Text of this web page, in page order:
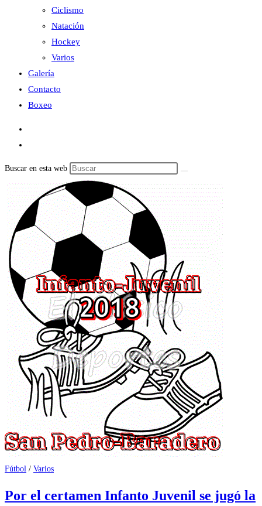
Ciclismo
Natación
Hockey
Varios
Galería
Contacto
Boxeo
Buscar en esta web
Fútbol / Varios
Por el certamen Infanto Juvenil se jugó la